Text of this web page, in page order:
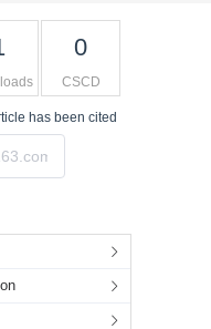
0
CSCD
has been cited